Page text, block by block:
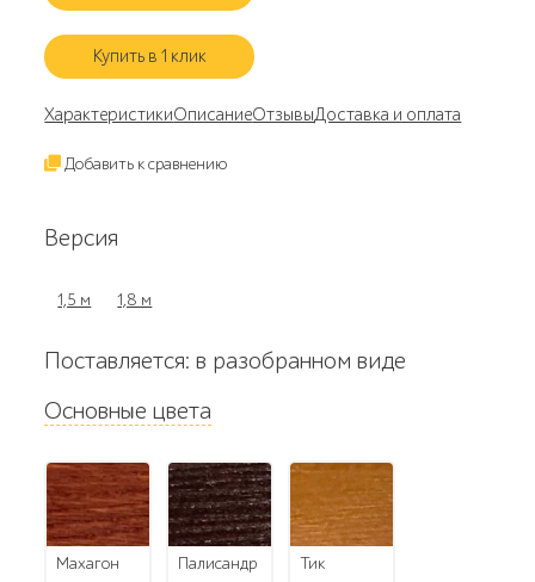
Купить в 1 клик
ХарактеристикиОписаниеОтзывыДоставка и оплата
Добавить к сравнению
Версия
1,5 м 1,8 м
Поставляется: в разобранном виде
Основные цвета
махагон палисандр тик